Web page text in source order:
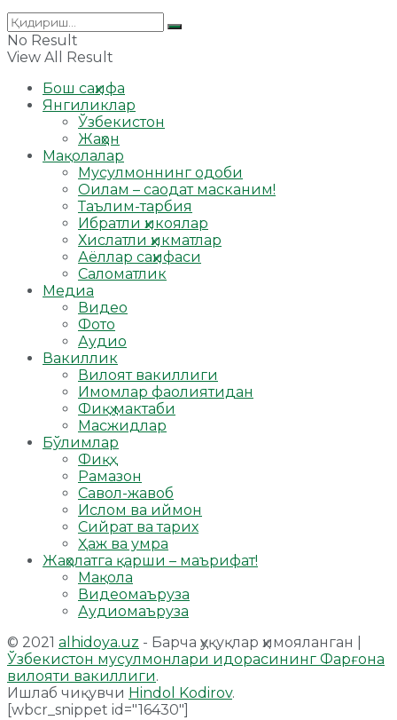
No Result
View All Result
Бош саҳифа
Янгиликлар
Ўзбекистон
Жаҳон
Мақолалар
Мусулмоннинг одоби
Оилам – саодат масканим!
Таълим-тарбия
Ибратли ҳикоялар
Хислатли ҳикматлар
Аёллар саҳифаси
Саломатлик
Медиа
Видео
Фото
Аудио
Вакиллик
Вилоят вакиллиги
Имомлар фаолиятидан
Фиқҳ мактаби
Масжидлар
Бўлимлар
Фиқҳ
Рамазон
Савол-жавоб
Ислом ва иймон
Сийрат ва тарих
Ҳаж ва умра
Жаҳолатга қарши – маърифат!
Мақола
Видеомаъруза
Аудиомаъруза
© 2021 alhidoya.uz - Барча ҳуқуқлар ҳимояланган |
Ўзбекистон мусулмонлари идорасининг Фарғона
вилояти вакиллиги.
Ишлаб чиқувчи Hindol Kodirov.
[wbcr_snippet id="16430"]